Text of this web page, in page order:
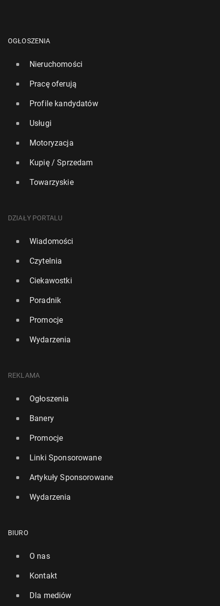
OGŁOSZENIA
Nieruchomości
Pracę oferują
Profile kandydatów
Usługi
Motoryzacja
Kupię / Sprzedam
Towarzyskie
DZIAŁY PORTALU
Wiadomości
Czytelnia
Ciekawostki
Poradnik
Promocje
Wydarzenia
REKLAMA
Ogłoszenia
Banery
Promocje
Linki Sponsorowane
Artykuły Sponsorowane
Wydarzenia
BIURO
O nas
Kontakt
Dla mediów